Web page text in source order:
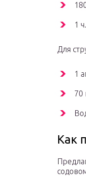
1
Для
1
70
Как